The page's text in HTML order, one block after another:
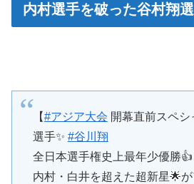
内村選手を破った谷村翔
【#アジア大会 開幕直前スペシ
選手✨ #谷川翔
全日本選手権史上最年少優勝👍
内村・白井を超えた超新星🌟